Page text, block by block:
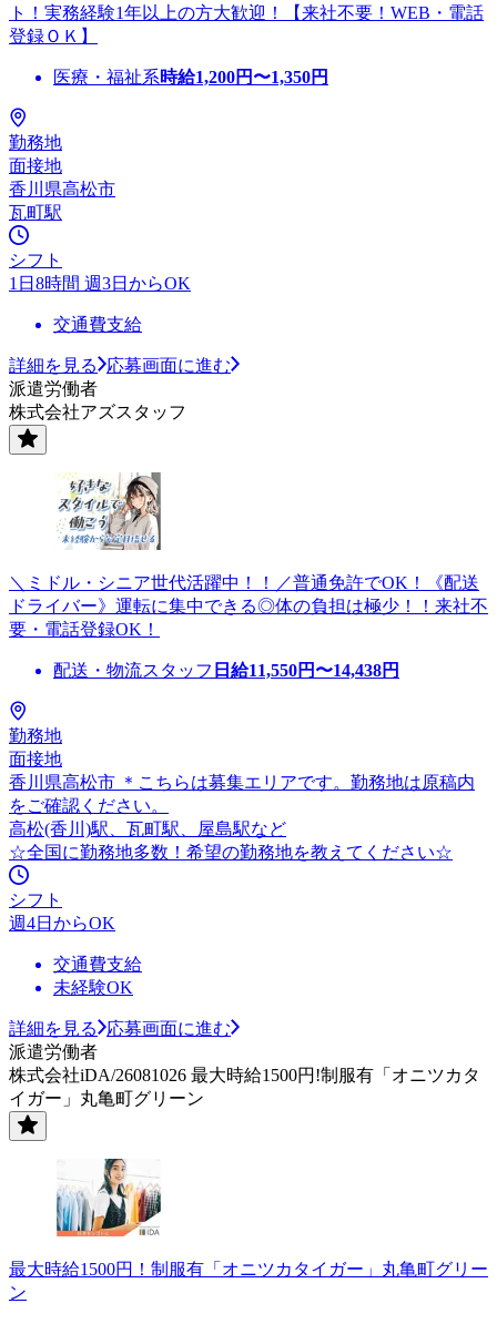
ト！実務経験1年以上の方大歓迎！【来社不要！WEB・電話
登録ＯＫ】
医療・福祉系時給1,200円〜1,350円
勤務地
面接地
香川県高松市
瓦町駅
シフト
1日8時間 週3日からOK
交通費支給
詳細を見る
応募画面に進む
派遣労働者
株式会社アズスタッフ
＼ミドル・シニア世代活躍中！！／普通免許でOK！《配送
ドライバー》運転に集中できる◎体の負担は極少！！来社不
要・電話登録OK！
配送・物流スタッフ 日給11,550円〜14,438円
勤務地
面接地
香川県高松市 ＊こちらは募集エリアです。勤務地は原稿内
をご確認ください。
高松(香川)駅、瓦町駅、屋島駅など
☆全国に勤務地多数！希望の勤務地を教えてください☆
シフト
週4日からOK
交通費支給
未経験OK
詳細を見る
応募画面に進む
派遣労働者
株式会社iDA/26081026 最大時給1500円!制服有「オニツカタ
イガー」丸亀町グリーン
最大時給1500円！制服有「オニツカタイガー」丸亀町グリー
ン